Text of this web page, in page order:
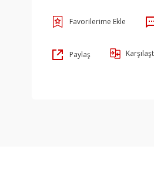
Paylaş